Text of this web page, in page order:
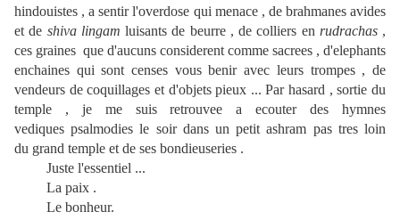
hindouistes , a sentir l'overdose qui menace , de brahmanes avides
et de shiva lingam luisants de beurre , de colliers en rudrachas,
ces graines que d'aucuns considerent comme sacrees , d'elephants
enchaines qui sont censes vous benir avec leurs trompes , de
vendeurs de coquillages et d'objets pieux ... Par hasard , sortie du
temple , je me suis retrouvee a ecouter des hymnes
vediques psalmodies le soir dans un petit ashram pas tres loin
du grand temple et de ses bondieuseries .
Juste l'essentiel ...
La paix .
Le bonheur.